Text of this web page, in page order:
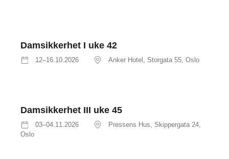
Damsikkerhet I uke 42
12–16.10.2026 Anker Hotel, Storgata 55, Oslo
Damsikkerhet III uke 45
03–04.11.2026
Pressens Hus, Skippergata 24,
Oslo